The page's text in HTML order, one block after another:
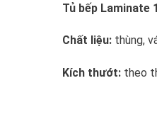
Tủ bếp Laminate
Chất liệu: thùng,
Kích thướt: theo